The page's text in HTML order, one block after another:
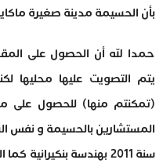
بأن الحسيمة مدينة صغيرة
حمدا لله أن الحصول على
يتم التصويت عليها محليها
(تمكنتم منها) للحصول
المستشارين بالحسيمة و نفس
سنة 2011 بهندسة